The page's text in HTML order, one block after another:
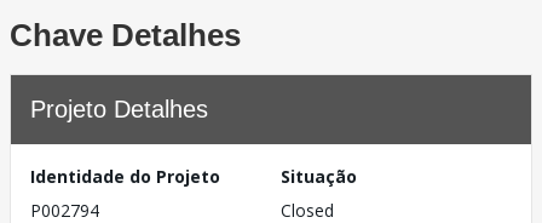
Chave Detalhes
Projeto Detalhes
Identidade do Projeto
P002794
Situação
Closed